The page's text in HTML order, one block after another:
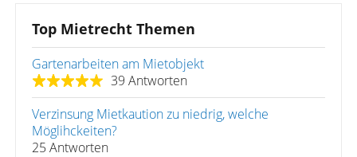
Top Mietrecht Themen
Gartenarbeiten am Mietobjekt
39 Antworten
Verzinsung Mietkaution zu niedrig, welche
Möglihckeiten?
25 Antworten